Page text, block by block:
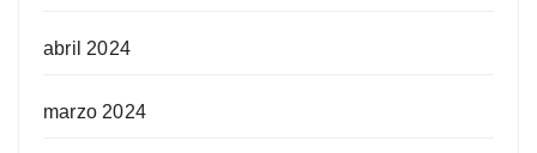
abril 2024
marzo 2024